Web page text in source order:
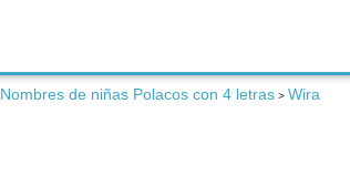
Nombres de niñas Polacos con 4 letras > Wira